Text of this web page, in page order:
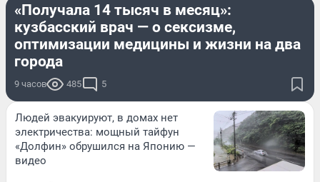
«Получала 14 тысяч в месяц»:
кузбасский врач — о сексизме,
оптимизации медицины и жизни на два
города
9 часов 485 5
Людей эвакуируют, в домах нет
электричества: мощный тайфун
«Долфин» обрушился на Японию —
видео